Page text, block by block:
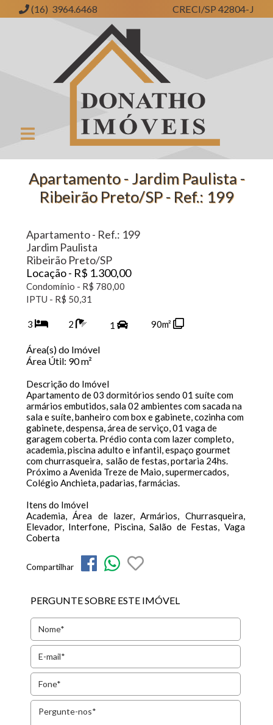
(16) 3964.6468 CRECI/SP 42804-J
Apartamento - Jardim Paulista -
Ribeirão Preto/SP - Ref.: 199
Apartamento - Ref.: 199
Jardim Paulista
Ribeirão Preto/SP
Locação - R$ 1.300,00
Condomínio - R$ 780,00
IPTU - R$ 50,31
3 2 1 90m²
Área(s) do Imóvel
Área Útil: 90 m²
Descrição do Imóvel
Apartamento de 03 dormitórios sendo 01 suíte com
armários embutidos, sala 02 ambientes com sacada na
sala e suíte, banheiro com box e gabinete, cozinha com
gabinete, despensa, área de serviço, 01 vaga de
garagem coberta. Prédio conta com lazer completo,
academia, piscina adulto e infantil, espaço gourmet
com churrasqueira, salão de festas, portaria 24hs.
Próximo a Avenida Treze de Maio, supermercados,
Colégio Anchieta, padarias, farmácias.
Itens do Imóvel
Academia, Área de lazer, Armários, Churrasqueira,
Elevador, Interfone, Piscina, Salão de Festas, Vaga
Coberta
Compartilhar
PERGUNTE SOBRE ESTE IMÓVEL